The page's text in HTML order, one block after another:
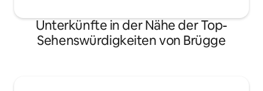
Unterkünfte in der Nähe der Top-
Sehenswürdigkeiten von Brügge